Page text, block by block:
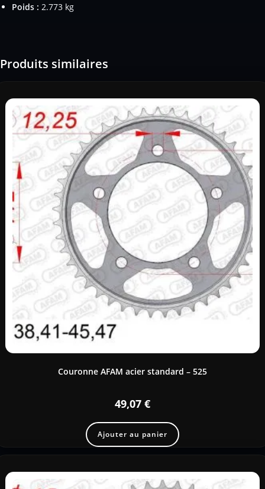
Poids : 2.773 kg
Produits similaires
Couronne AFAM acier standard – 525
49,07 €
Ajouter au panier